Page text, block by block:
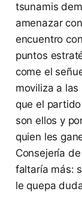
tsunamis
amenazar
encuentro
puntos
come el
moviliza a
que el
son ellos y
quien les
Consejería
faltaría más:
le quepa